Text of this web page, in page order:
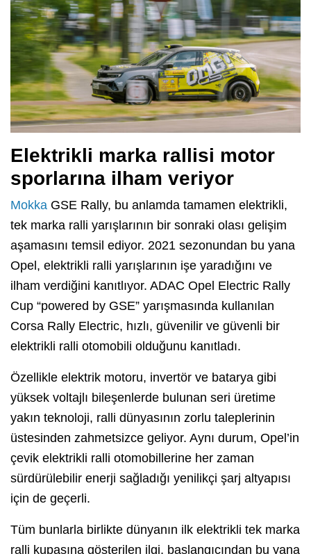
Elektrikli marka rallisi motor
sporlarına ilham veriyor
Mokka GSE Rally, bu anlamda tamamen elektrikli,
tek marka ralli yarışlarının bir sonraki olası gelişim
aşamasını temsil ediyor. 2021 sezonundan bu yana
Opel, elektrikli ralli yarışlarının işe yaradığını ve
ilham verdiğini kanıtlıyor. ADAC Opel Electric Rally
Cup “powered by GSE” yarışmasında kullanılan
Corsa Rally Electric, hızlı, güvenilir ve güvenli bir
elektrikli ralli otomobili olduğunu kanıtladı.
Özellikle elektrik motoru, invertör ve batarya gibi
yüksek voltajlı bileşenlerde bulunan seri üretime
yakın teknoloji, ralli dünyasının zorlu taleplerinin
üstesinden zahmetsizce geliyor. Aynı durum, Opel’in
çevik elektrikli ralli otomobillerine her zaman
sürdürülebilir enerji sağladığı yenilikçi şarj altyapısı
için de geçerli.
Tüm bunlarla birlikte dünyanın ilk elektrikli tek marka
ralli kupasına gösterilen ilgi, başlangıcından bu yana